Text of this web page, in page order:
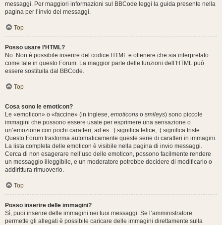
messaggi. Per maggiori informazioni sul BBCode leggi la guida presente nella
pagina per l’invio dei messaggi.
Top
Posso usare l’HTML?
No. Non è possibile inserire del codice HTML e ottenere che sia interpretato
come tale in questo Forum. La maggior parte delle funzioni dell’HTML può
essere sostituita dal BBCode.
Top
Cosa sono le emoticon?
Le «emoticon» o «faccine» (in inglese, emoticons o smileys) sono piccole
immagini che possono essere usate per esprimere una sensazione o
un’emozione con pochi caratteri; ad es. :) significa felice, :( significa triste.
Questo Forum trasforma automaticamente queste serie di caratteri in immagini.
La lista completa delle emoticon è visibile nella pagina di invio messaggi.
Cerca di non esagerare nell’uso delle emoticon, possono facilmente rendere
un messaggio illeggibile, e un moderatore potrebbe decidere di modificarlo o
addirittura rimuoverlo.
Top
Posso inserire delle immagini?
Sì, puoi inserire delle immagini nei tuoi messaggi. Se l’amministratore
permette gli allegati è possibile caricare delle immagini direttamente sulla